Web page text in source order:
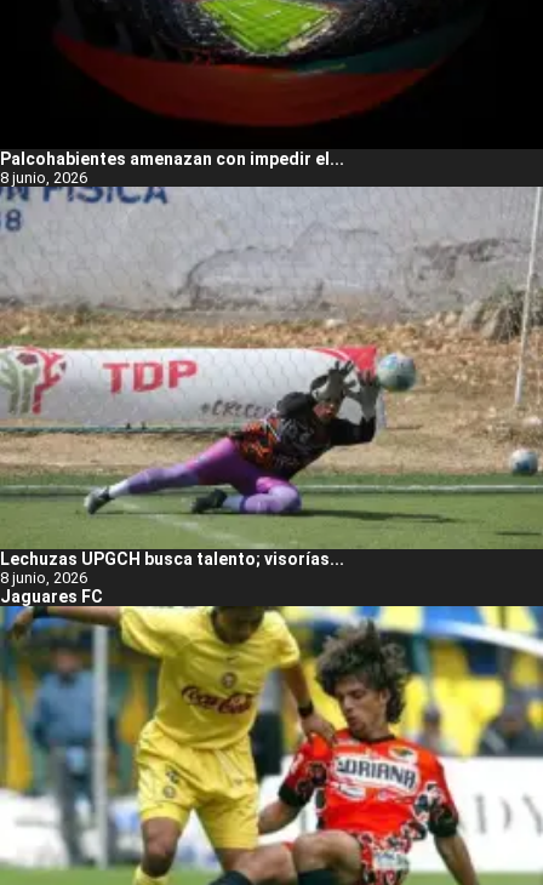
Palcohabientes amenazan con impedir el...
8 junio, 2026
Lechuzas UPGCH busca talento; visorías...
8 junio, 2026
Jaguares FC